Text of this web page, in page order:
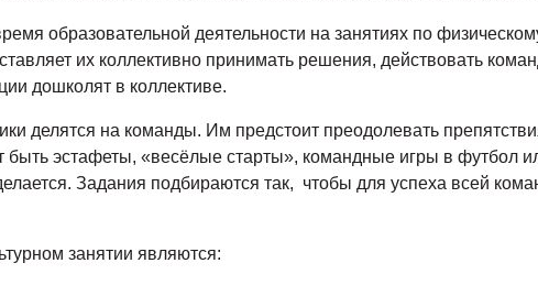
образовательной деятельности на занятиях по
их коллективно принимать решения, действовать
дошколят в коллективе.
делятся на команды. Им предстоит преодолевать
быть эстафеты, «весёлые старты», командные игры в футбол
Задания подбираются так, чтобы для успеха всей
занятии являются: